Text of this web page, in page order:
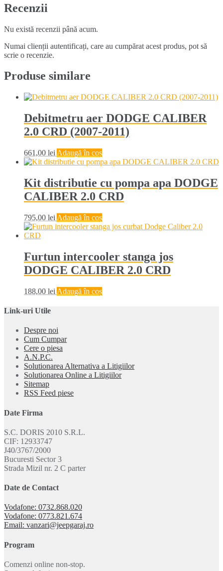
Recenzii
Nu există recenzii până acum.
Numai clienții autentificați, care au cumpărat acest produs, pot să
scrie o recenzie.
Produse similare
Debitmetru aer DODGE CALIBER
2.0 CRD (2007-2011)
661,00 lei Adaugă în coș
Kit distributie cu pompa apa DODGE
CALIBER 2.0 CRD
795,00 lei Adaugă în coș
Furtun intercooler stanga jos
DODGE CALIBER 2.0 CRD
188,00 lei Adaugă în coș
Link-uri Utile
Despre noi
Cum Cumpar
Cere o piesa
A.N.P.C.
Solutionarea Alternativa a Litigiilor
Solutionarea Online a Litigiilor
Sitemap
RSS Feed piese
Date Firma
S.C. DORIS 2010 S.R.L.
CIF: 12933747
J40/3767/2000
Bucuresti Sector 3
Strada Mizil nr. 2 C parter
Date de Contact
Vodafone: 0732.868.020
Vodafone: 0773.821.674
Email: vanzari@jeepgaraj.ro
Program
Comenzi online non-stop.